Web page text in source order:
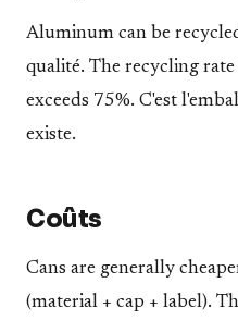
Aluminum can be
qualité. The recycling
exceeds 75%. C'est
existe.
Coûts
Cans are generally
(material + cap + label).